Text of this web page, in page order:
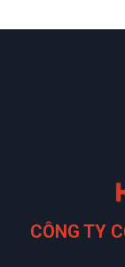
CÔNG TY